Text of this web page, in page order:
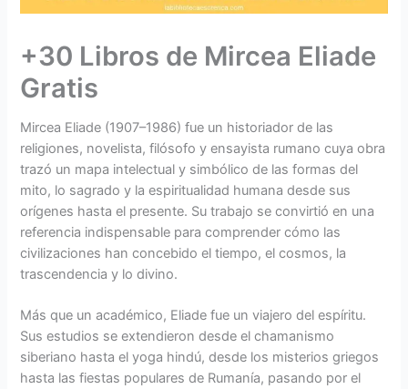
+30 Libros de Mircea Eliade
Gratis
Mircea Eliade (1907–1986) fue un historiador de las
religiones, novelista, filósofo y ensayista rumano cuya obra
trazó un mapa intelectual y simbólico de las formas del
mito, lo sagrado y la espiritualidad humana desde sus
orígenes hasta el presente. Su trabajo se convirtió en una
referencia indispensable para comprender cómo las
civilizaciones han concebido el tiempo, el cosmos, la
trascendencia y lo divino.
Más que un académico, Eliade fue un viajero del espíritu.
Sus estudios se extendieron desde el chamanismo
siberiano hasta el yoga hindú, desde los misterios griegos
hasta las fiestas populares de Rumanía, pasando por el